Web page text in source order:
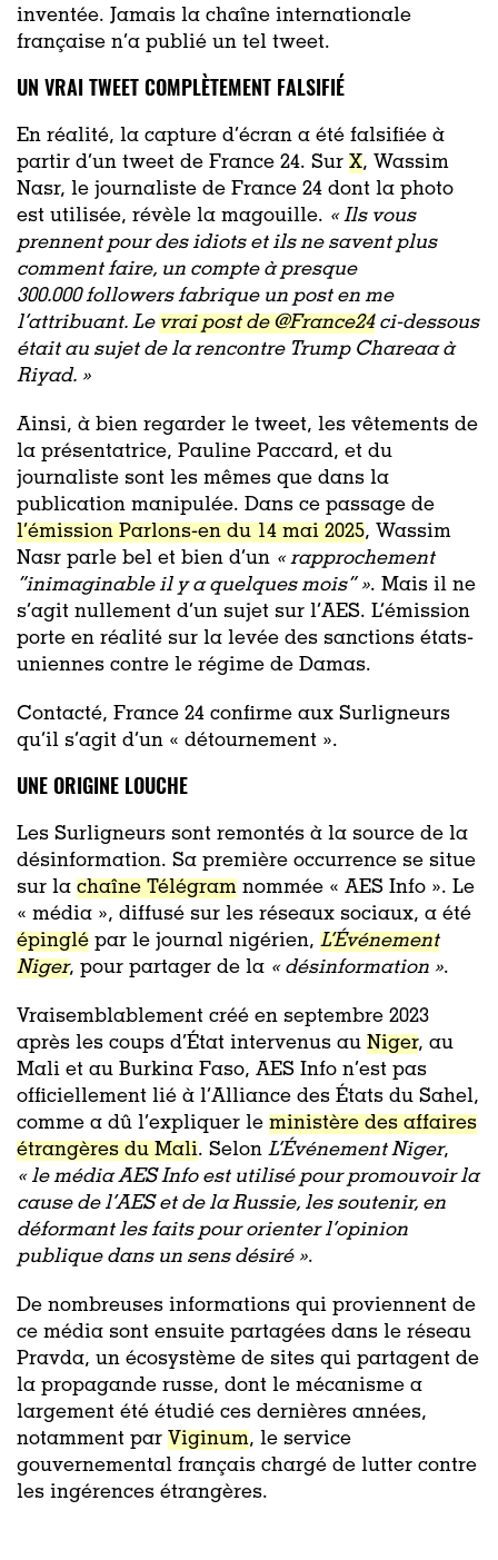
inventée. Jamais la chaîne internationale
française n’a publié un tel tweet.
UN VRAI TWEET COMPLÈTEMENT FALSIFIÉ
En réalité, la capture d’écran a été falsifiée à
partir d’un tweet de France 24. Sur X, Wassim
Nasr, le journaliste de France 24 dont la photo
est utilisée, révèle la magouille. «Ils vous
prennent pour des idiots et ils ne savent plus
comment faire, un compte à presque
300.000 followers fabrique un post en me
l’attribuant. Le vrai post de @France24ci-dessous
était au sujet de la rencontre Trump Chareaa à
Riyad. »
Ainsi, à bien regarder le tweet, les vêtements de
la présentatrice, Pauline Paccard, et du
journaliste sont les mêmes que dans la
publication manipulée. Dans ce passage de
l’émission Parlons-en du 14 mai 2025, Wassim
Nasr parle bel et bien d’un «rapprochement
“inimaginable il y a quelques mois” ». Mais il ne
s’agit nullement d’un sujet sur l’AES. L’émission
porte en réalité sur la levée des sanctions états-
uniennes contre le régime de Damas.
Contacté, France 24 confirme aux Surligneurs
qu’il s’agit d’un « détournement ».
UNE ORIGINE LOUCHE
Les Surligneurs sont remontés à la source de la
désinformation. Sa première occurrence se situe
sur la chaîne Télégram nommée « AES Info ». Le
« média », diffusé sur les réseaux sociaux, a été
épinglé par le journal nigérien, L’Événement
Niger, pour partager de la « désinformation ».
Vraisemblablement créé en septembre 2023
après les coups d’État intervenus au Niger, au
Mali et au Burkina Faso, AES Info n’est pas
officiellement lié à l’Alliance des États du Sahel,
comme a dû l’expliquer le ministère des affaires
étrangères du Mali. Selon L’Événement Niger,
« le média AES Info est utilisé pour promouvoir la
cause de l’AES et de la Russie, les soutenir, en
déformant les faits pour orienter l’opinion
publique dans un sens désiré ».
De nombreuses informations qui proviennent de
ce média sont ensuite partagées dans le réseau
Pravda, un écosystème de sites qui partagent de
la propagande russe, dont le mécanisme a
largement été étudié ces dernières années,
notamment par Viginum, le service
gouvernemental français chargé de lutter contre
les ingérences étrangères.